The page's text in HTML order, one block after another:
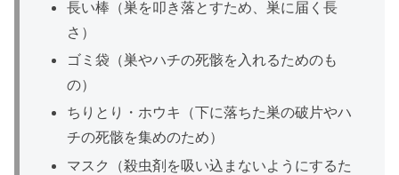
長い棒（巣を叩き落とすため、巣に届く長
さ）
ゴミ袋（巣やハチの死骸を入れるためのも
の）
ちりとり・ホウキ（下に落ちた巣の破片やハ
チの死骸を集めのため）
マスク（殺虫剤を吸い込まないようにするた